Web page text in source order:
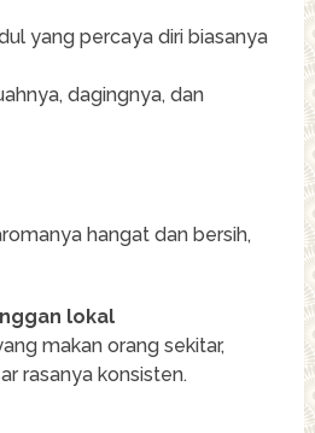
yang percaya diri biasanya
dagingnya, dan
hangat dan bersih,
lokal
makan orang sekitar,
rasanya konsisten.